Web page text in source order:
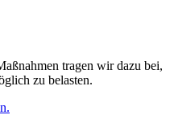
tragen wir dazu bei,
zu belasten.